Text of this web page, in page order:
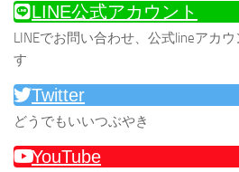
LINE公式アカウント
LINEでお問い合わせ、公式lineアカ
す
Twitter
どうでもいいつぶやき
YouTube